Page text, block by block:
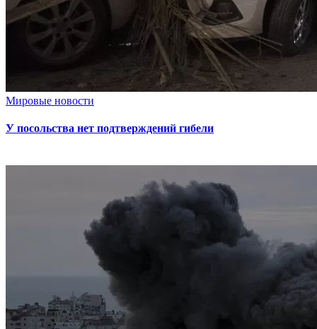
Мировые новости
У посольства нет подтверждений гибели